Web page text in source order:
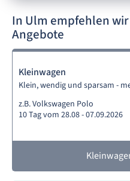
In Ulm empfehlen
Angebote
Kleinwagen
Klein, wendig und sparsam -
z.B. Volkswagen Polo
10 Tag vom 28.08 - 07.09.2026